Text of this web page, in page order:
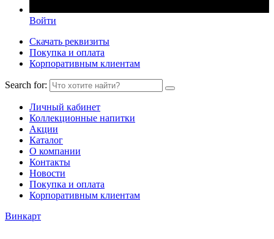
Войти
Скачать реквизиты
Покупка и оплата
Корпоративным клиентам
Search for:
Личный кабинет
Коллекционные напитки
Акции
Каталог
О компании
Контакты
Новости
Покупка и оплата
Корпоративным клиентам
Винкарт